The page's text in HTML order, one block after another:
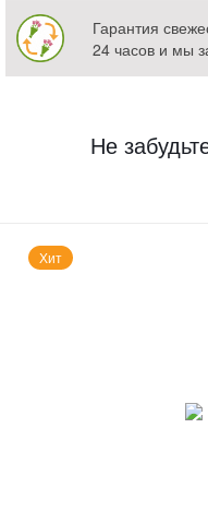
Гарантия
24 часов и мы
Не
Хит